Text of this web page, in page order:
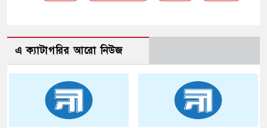
এ ক্যাটাগরির আরো নিউজ